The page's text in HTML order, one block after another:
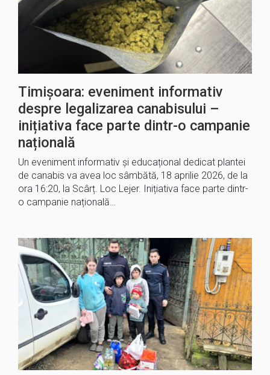
Timișoara: eveniment informativ
despre legalizarea canabisului –
inițiativa face parte dintr-o campanie
națională
Un eveniment informativ și educațional dedicat plantei
de canabis va avea loc sâmbătă, 18 aprilie 2026, de la
ora 16:20, la Scârț. Loc Lejer. Inițiativa face parte dintr-
o campanie națională…